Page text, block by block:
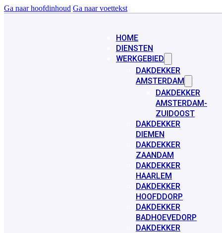
Ga naar hoofdinhoud Ga naar voettekst
HOME
DIENSTEN
WERKGEBIED
DAKDEKKER
AMSTERDAM
DAKDEKKER
AMSTERDAM-
ZUIDOOST
DAKDEKKER
DIEMEN
DAKDEKKER
ZAANDAM
DAKDEKKER
HAARLEM
DAKDEKKER
HOOFDDORP
DAKDEKKER
BADHOEVEDORP
DAKDEKKER